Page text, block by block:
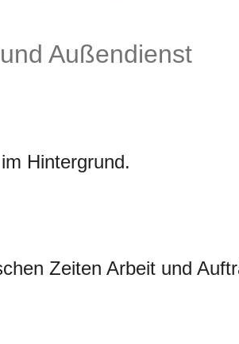
Außendienst
Hintergrund.
Zeiten Arbeit und